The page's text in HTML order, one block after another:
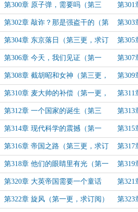
更，求订阅） 求订阅
第300章 原子弹，需要吗（第三
更，求订阅）
第301
（第
第302章 敲诈？那是强盗干的（第
一更，求订阅）
第303
更，求
第304章 东京落日（第三更，求订
阅）
第305
阅）
第306章 今天，我们见证（第一
更，求订阅）
第307
第308章 截胡昭和女神（第三更，
求订阅）
第309
求订阅
第310章 麦大帅的补偿（第一更，
求订阅）
第311
阅）
第312章 一个国家的诞生（第三
更，求订阅）
第313
阅）
第314章 现代科学的震撼（第一
更，求订阅）
第315
更，求
第316章 帝国之路（第三更，求订
阅）
第317
阅）
第318章 他们的眼睛里有光（第一
更，求订阅）
第319
订阅）
第320章 大英帝国需要一个童话
（第三更，求订阅）
第321
阅）
第322章 旋风（第一更，求订阅） 第323